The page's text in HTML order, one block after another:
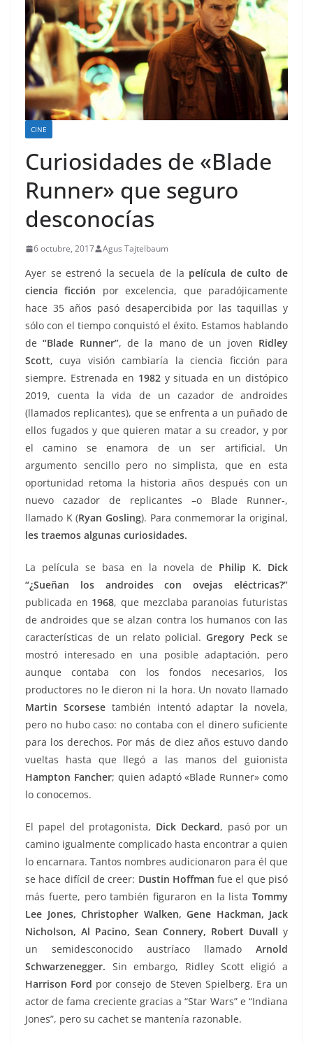
CINE
Curiosidades de «Blade
Runner» que seguro
desconocías
6 octubre, 2017 Agus Tajtelbaum
Ayer se estrenó la secuela de la película de culto de
ciencia ficción por excelencia, que paradójicamente
hace 35 años pasó desapercibida por las taquillas y
sólo con el tiempo conquistó el éxito. Estamos hablando
de “Blade Runner”, de la mano de un joven Ridley
Scott, cuya visión cambiaría la ciencia ficción para
siempre. Estrenada en 1982y situada en un distópico
2019, cuenta la vida de un cazador de androides
(llamados replicantes), que se enfrenta a un puñado de
ellos fugados y que quieren matar a su creador, y por
el camino se enamora de un ser artificial. Un
argumento sencillo pero no simplista, que en esta
oportunidad retoma la historia años después con un
nuevo cazador de replicantes –o Blade Runner-,
llamado K (Ryan Gosling). Para conmemorar la original,
les traemos algunas curiosidades.
La película se basa en la novela de Philip K. Dick
“¿Sueñan los androides con ovejas eléctricas?”
publicada en 1968, que mezclaba paranoias futuristas
de androides que se alzan contra los humanos con las
características de un relato policial.Gregory Peckse
mostró interesado en una posible adaptación, pero
aunque contaba con los fondos necesarios, los
productores no le dieron ni la hora. Un novato llamado
Martin Scorsesetambién intentó adaptar la novela,
pero no hubo caso: no contaba con el dinero suficiente
para los derechos. Por más de diez años estuvo dando
vueltas hasta que llegó a las manos del guionista
Hampton Fancher; quien adaptó «Blade Runner» como
lo conocemos.
El papel del protagonista, Dick Deckard, pasó por un
camino igualmente complicado hasta encontrar a quien
lo encarnara. Tantos nombres audicionaron para él que
se hace difícil de creer: Dustin Hoffman fue el que pisó
más fuerte, pero también figuraron en la lista Tommy
Lee Jones, Christopher Walken, Gene Hackman, Jack
Nicholson, Al Pacino, Sean Connery, Robert Duvall y
un semidesconocido austríaco llamado Arnold
Schwarzenegger. Sin embargo, Ridley Scott eligió a
Harrison Ford por consejo de Steven Spielberg. Era un
actor de fama creciente gracias a “Star Wars” e “Indiana
Jones”, pero su cachet se mantenía razonable.